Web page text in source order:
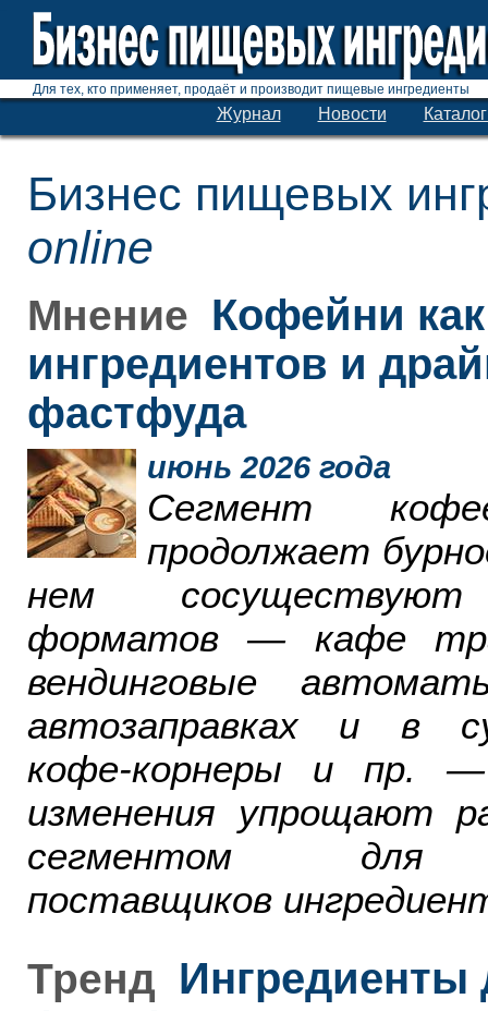
Для тех, кто применяет, продаёт и производит пищевые ингредиенты
Журнал Новости
Бизнес пищевых
online
Мнение Кофейни
ингредиентов и
фастфуда
июнь 2026 года
Сегмент
продолжает
нем
форматов — кафе
вендинговые
автозаправках и в
кофе-корнеры и пр.
изменения упрощают
сегментом для
поставщиков
Тренд Ингредиенты